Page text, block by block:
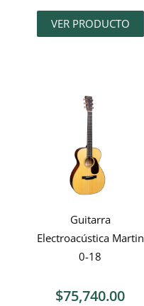
VER PRODUCTO
Guitarra
Electroacústica Martin
0-18
$75,740.00